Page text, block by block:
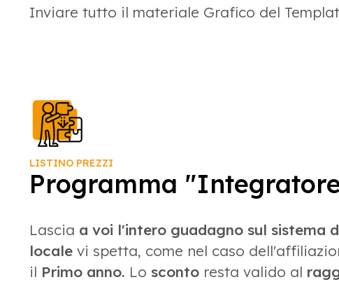
Inviare tutto il materiale Grafico del
LISTINO PREZZI
Programma
Lascia a voi l'intero guadagno sul sistema
locale vi spetta, come nel caso
il Primo anno. Lo sconto resta valido al